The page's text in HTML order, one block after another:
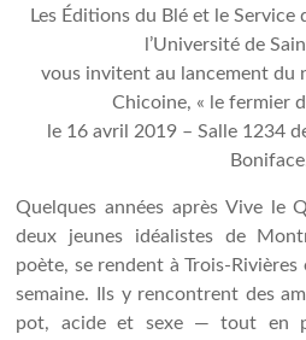
Les Éditions du Blé et le
l’Université de
vous invitent au lancement du
Chicoine, « le fermier
le 16 avril 2019 – Salle 1234
Quelques années après Vive le
deux jeunes idéalistes de
poète, se rendent à Trois-
semaine. Ils y rencontrent des
pot, acide et sexe — tout en